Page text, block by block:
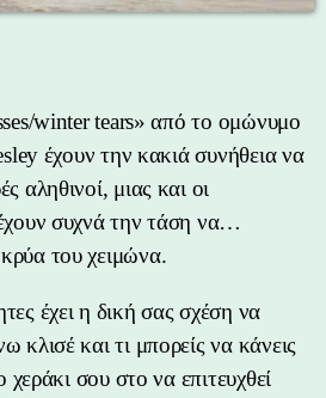
winter tears» από το ομώνυμο
έχουν την κακιά συνήθεια να
αληθινοί, μιας και οι
συχνά την τάση να…
του χειμώνα.
έχει η δική σας σχέση να
κλισέ και τι μπορείς να κάνεις
χεράκι σου στο να επιτευχθεί